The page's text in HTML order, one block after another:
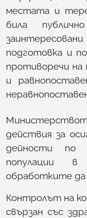
местата и
била
подготовка и
противоречи на
и
действия за
дейности по
популации
обработките да
Контролът на
свързан със